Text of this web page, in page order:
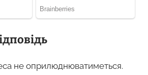
не оприлюднюватиметься.